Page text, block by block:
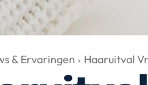
& Ervaringen Haaruitval